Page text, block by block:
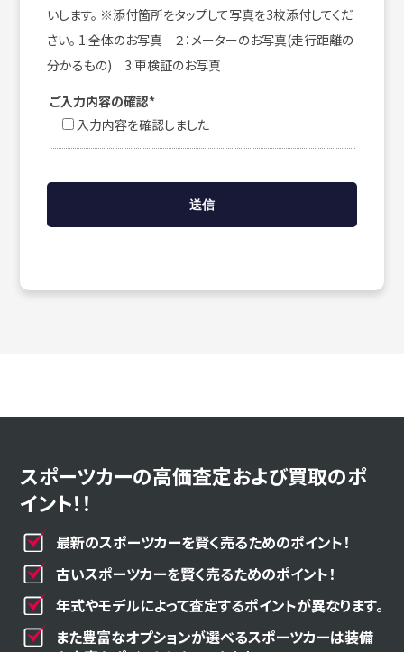
いします。 ※添付箇所をタップして写真を3枚添付してくだ
さい。 1:全体のお写真 ２：メーターのお写真(走行距離の
分かるもの) 3:車検証のお写真
ご入力内容の確認*
入力内容を確認しました
スポーツカーの高価査定および買取のポ
イント！！
最新のスポーツカーを賢く売るためのポイント！
古いスポーツカーを賢く売るためのポイント！
年式やモデルによって査定するポイントが異なります。
また豊富なオプションが選べるスポーツカーは装備